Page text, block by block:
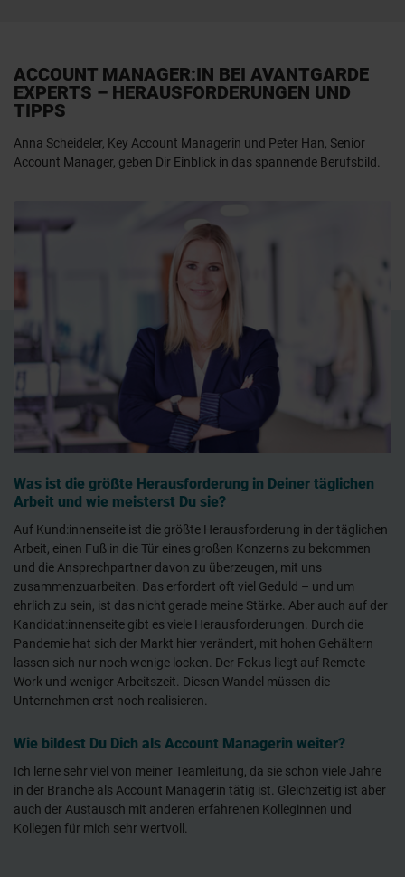
ACCOUNT MANAGER:IN BEI AVANTGARDE
EXPERTS – HERAUSFORDERUNGEN UND
TIPPS
Anna Scheideler, Key Account Managerin und Peter Han, Senior
Account Manager, geben Dir Einblick in das spannende Berufsbild.
Was ist die größte Herausforderung in Deiner täglichen
Arbeit und wie meisterst Du sie?
Auf Kund:innenseite ist die größte Herausforderung in der täglichen
Arbeit, einen Fuß in die Tür eines großen Konzerns zu bekommen
und die Ansprechpartner davon zu überzeugen, mit uns
zusammenzuarbeiten. Das erfordert oft viel Geduld – und um
ehrlich zu sein, ist das nicht gerade meine Stärke. Aber auch auf der
Kandidat:innenseite gibt es viele Herausforderungen. Durch die
Pandemie hat sich der Markt hier verändert, mit hohen Gehältern
lassen sich nur noch wenige locken. Der Fokus liegt auf Remote
Work und weniger Arbeitszeit. Diesen Wandel müssen die
Unternehmen erst noch realisieren.
Wie bildest Du Dich als Account Managerin weiter?
Ich lerne sehr viel von meiner Teamleitung, da sie schon viele Jahre
in der Branche als Account Managerin tätig ist. Gleichzeitig ist aber
auch der Austausch mit anderen erfahrenen Kolleginnen und
Kollegen für mich sehr wertvoll.